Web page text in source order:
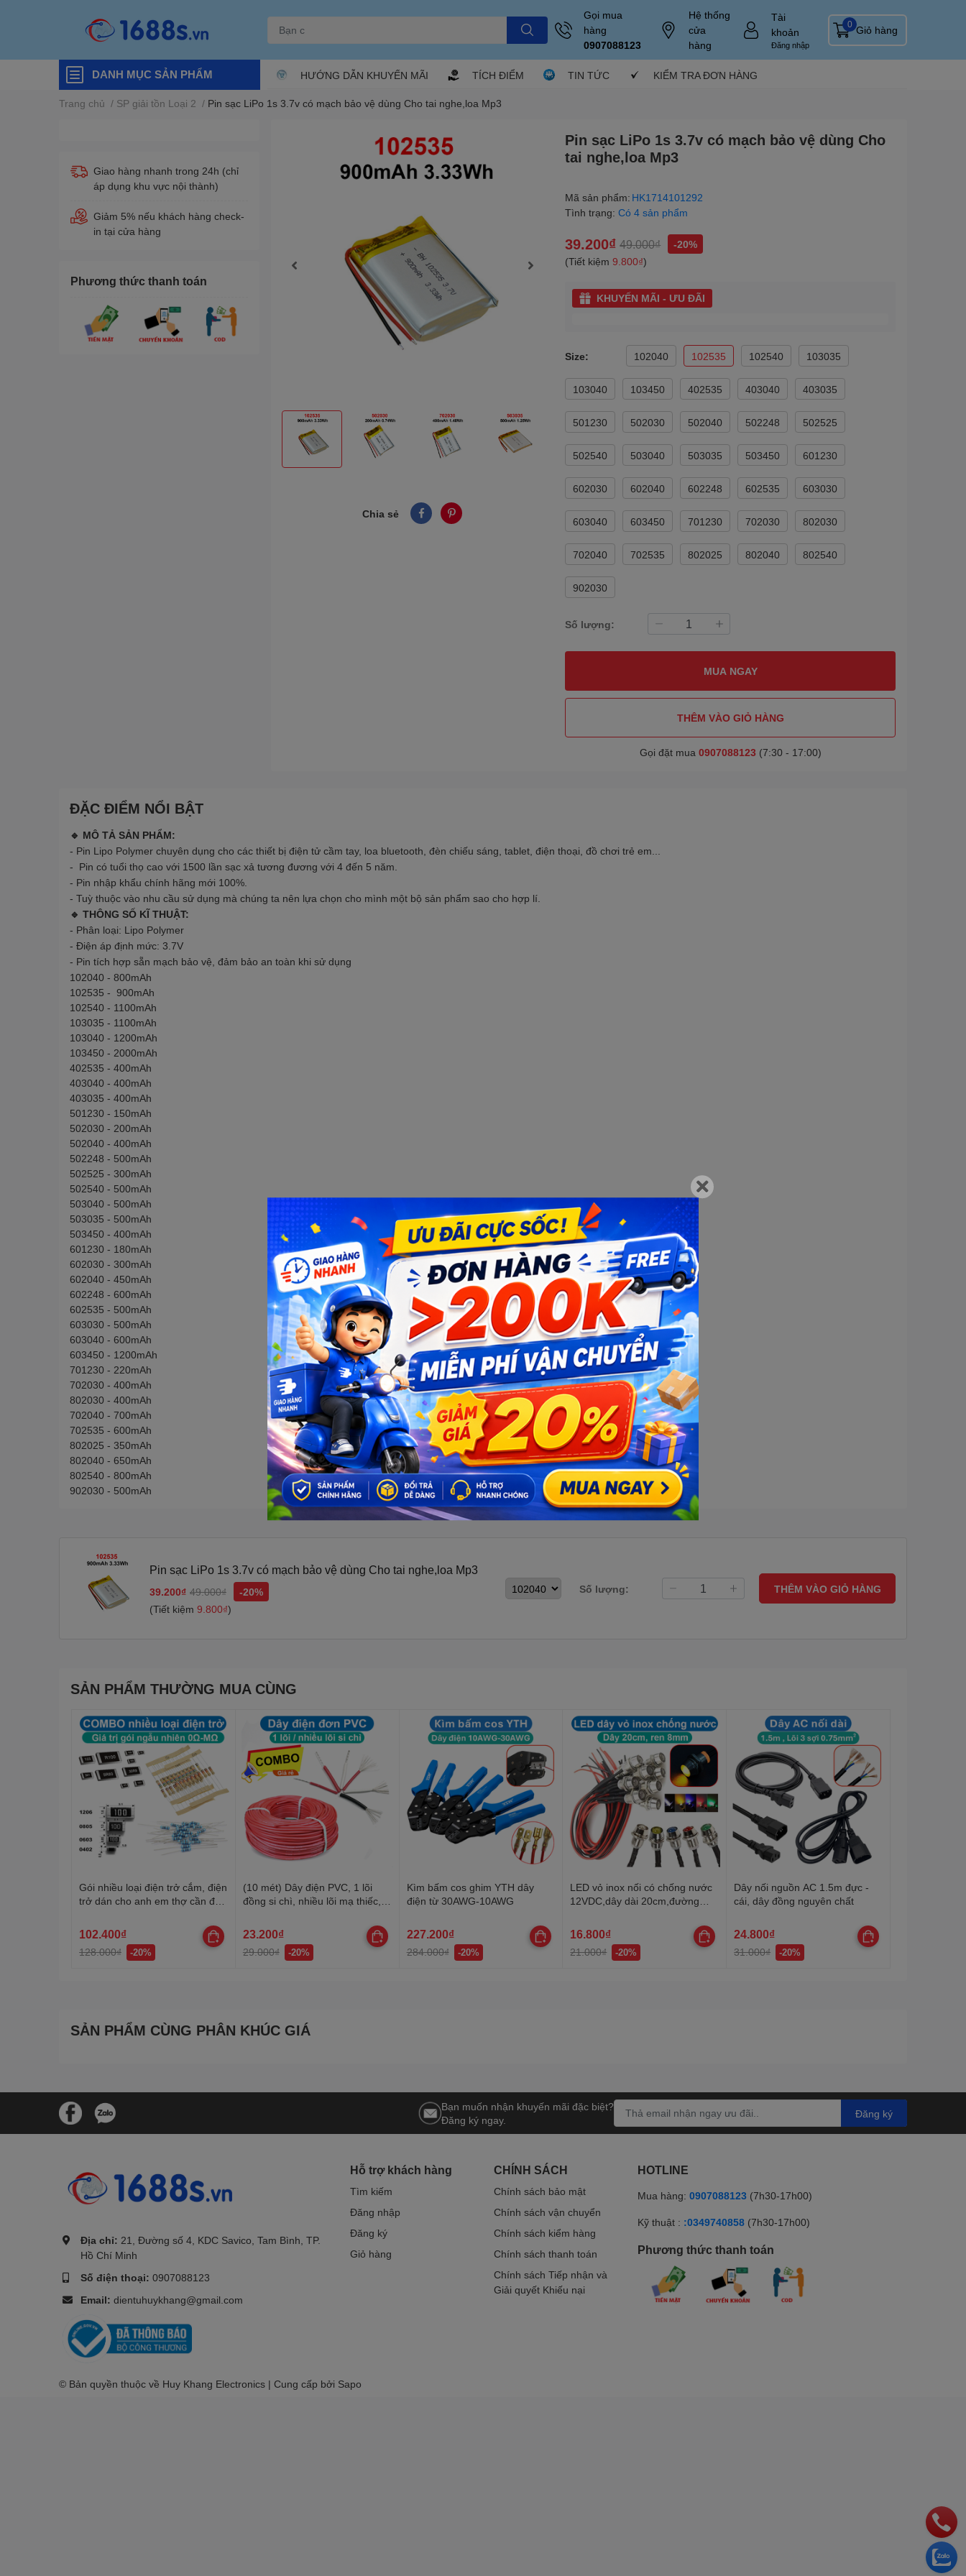
Gọi mua
hàng
0907088123
Hệ thống
cửa
hàng
Tài
khoản
Đăng nhập
Giỏ hàng
0
DANH MỤC SẢN PHẨM HƯỚNG DẪN KHUYẾN MÃI TÍCH ĐIỂM TIN TỨC KIỂM TRA ĐƠN HÀNG
Trang chủ / SP giải tồn Loại 2 / Pin sạc LiPo 1s 3.7v có mạch bảo vệ dùng Cho tai nghe,loa Mp3
Giao hàng nhanh trong 24h (chỉ
áp dụng khu vực nội thành)
Giảm 5% nếu khách hàng check-
in tại cửa hàng
Phương thức thanh toán
Chia sẻ
Pin sạc LiPo 1s 3.7v có mạch bảo vệ dùng Cho
tai nghe,loa Mp3
Mã sản phẩm: HK1714101292
Tình trạng: Có 4 sản phẩm
39.200₫ 49.000₫
-20%
(Tiết kiệm9.800₫)
KHUYẾN MÃI - ƯU ĐÃI
Size: 102040 102535 102540 103035
103040 103450 402535 403040 403035
501230 502030 502040 502248 502525
502540 503040 503035 503450 601230
602030 602040 602248 602535 603030
603040 603450 701230 702030 802030
702040 702535 802025 802040 802540
902030
Số lượng:
MUA NGAY
THÊM VÀO GIỎ HÀNG
Gọi đặt mua 0907088123 (7:30 - 17:00)
ĐẶC ĐIỂM NỔI BẬT
🔹 MÔ TẢ SẢN PHẨM:
- Pin Lipo Polymer chuyên dụng cho các thiết bị điện tử cầm tay, loa bluetooth, đèn chiếu sáng, tablet, điện thoại, đồ chơi trẻ em...
-
Pin có tuổi thọ cao với 1500 lần sạc xả tương đương với 4 đến 5 năm.
- Pin nhập khẩu chính hãng mới 100%.
- Tuỳ thuộc vào nhu cầu sử dụng mà chúng ta nên lựa chọn cho mình một bộ sản phẩm sao cho hợp lí.
🔹 THÔNG SỐ KĨ THUẬT:
- Phân loại: Lipo Polymer
- Điện áp định mức: 3.7V
- Pin tích hợp sẵn mạch bảo vệ, đảm bảo an toàn khi sử dụng
102040 - 800mAh
102535 - 900mAh
102540 - 1100mAh
103035 - 1100mAh
103040 - 1200mAh
103450 - 2000mAh
402535 - 400mAh
403040 - 400mAh
403035 - 400mAh
501230 - 150mAh
502030 - 200mAh
502040 - 400mAh
502248 - 500mAh
502525 - 300mAh
502540 - 500mAh
503040 - 500mAh
503035 - 500mAh
503450 - 400mAh
601230 - 180mAh
602030 - 300mAh
602040 - 450mAh
602248 - 600mAh
602535 - 500mAh
603030 - 500mAh
603040 - 600mAh
603450 - 1200mAh
701230 - 220mAh
702030 - 400mAh
802030 - 400mAh
702040 - 700mAh
702535 - 600mAh
802025 - 350mAh
802040 - 650mAh
802540 - 800mAh
902030 - 500mAh
Pin sạc LiPo 1s 3.7v có mạch bảo vệ dùng Cho tai nghe,loa Mp3
39.200₫ 49.000₫
-20%
(Tiết kiệm 9.800₫)
Số lượng: THÊM VÀO GIỎ HÀNG
SẢN PHẨM THƯỜNG MUA CÙNG
Gói nhiều loại điện trở cắm, điện
trở dán cho anh em thợ cần đủ
102.400₫
128.000₫ -20%
(10 mét) Dây điện PVC, 1 lõi
đồng si chì, nhiều lõi mạ thiếc,
23.200₫
29.000₫ -20%
Kìm bấm cos ghim YTH dây
điện từ 30AWG-10AWG
227.200₫
284.000₫ -20%
LED vỏ inox nối có chống nước
12VDC,dây dài 20cm,đường
16.800₫
21.000₫ -20%
Dây nối nguồn AC 1.5m đực -
cái, dây đồng nguyên chất
24.800₫
31.000₫ -20%
SẢN PHẨM CÙNG PHÂN KHÚC GIÁ
Bạn muốn nhận khuyến mãi đặc biệt?
Đăng ký ngay.
Đăng ký
Địa chỉ: 21, Đường số 4, KDC Savico, Tam Bình, TP.
Hồ Chí Minh
Số điện thoại: 0907088123
Email: dientuhuykhang@gmail.com
Hỗ trợ khách hàng
Tìm kiếm
Đăng nhập
Đăng ký
Giỏ hàng
CHÍNH SÁCH
Chính sách bảo mật
Chính sách vận chuyển
Chính sách kiểm hàng
Chính sách thanh toán
Chính sách Tiếp nhận và
Giải quyết Khiếu nại
HOTLINE
Mua hàng: 0907088123 (7h30-17h00)
Kỹ thuật : :0349740858 (7h30-17h00)
Phương thức thanh toán
© Bản quyền thuộc về Huy Khang Electronics | Cung cấp bởi Sapo